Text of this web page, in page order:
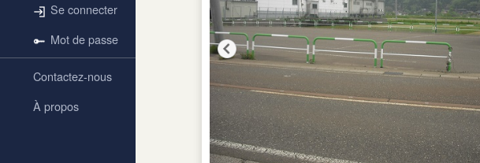
Se connecter
Mot de passe
Contactez-nous
À propos